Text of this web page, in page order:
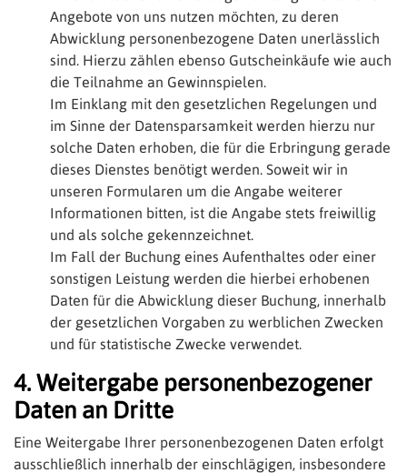
Angebote von uns nutzen möchten, zu deren
Abwicklung personenbezogene Daten unerlässlich
sind. Hierzu zählen ebenso Gutscheinkäufe wie auch
die Teilnahme an Gewinnspielen.
Im Einklang mit den gesetzlichen Regelungen und
im Sinne der Datensparsamkeit werden hierzu nur
solche Daten erhoben, die für die Erbringung gerade
dieses Dienstes benötigt werden. Soweit wir in
unseren Formularen um die Angabe weiterer
Informationen bitten, ist die Angabe stets freiwillig
und als solche gekennzeichnet.
Im Fall der Buchung eines Aufenthaltes oder einer
sonstigen Leistung werden die hierbei erhobenen
Daten für die Abwicklung dieser Buchung, innerhalb
der gesetzlichen Vorgaben zu werblichen Zwecken
und für statistische Zwecke verwendet.
4. Weitergabe personenbezogener
Daten an Dritte
Eine Weitergabe Ihrer personenbezogenen Daten erfolgt
ausschließlich innerhalb der einschlägigen, insbesondere